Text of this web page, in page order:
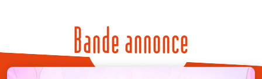
Bande annonce